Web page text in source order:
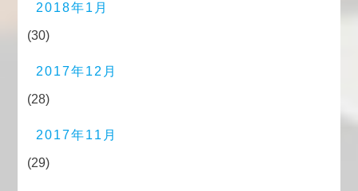
2018年1月
(30)
2017年12月
(28)
2017年11月
(29)